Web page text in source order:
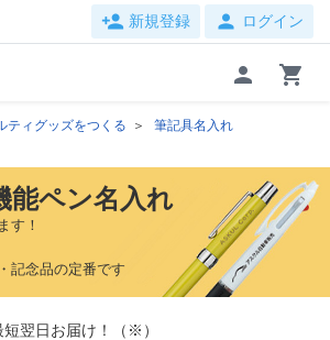
person_add 新規登録 person ログイン
person shopping_cart
ティグッズをつくる
筆記具名入れ
能ペン名入れ
す！
記念品の定番です
翌日お届け！（※）